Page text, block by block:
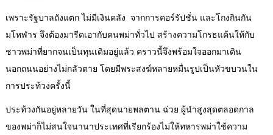
เพราะรัฐบาลถังแตก ไม่มีเงินคลัง จากการคอร์รัปชั่น และโกงกินกัน
มโหฬาร จึงต้องมารีดเอากับคนพม่าทั่วไป สร้างความโกรธแค้นให้กับ
ชาวพม่าที่ยากจนเป็นทุนเดิมอยู่แล้ว คราวนี้จึงพร้อมใจออกมาเดิน
นอกถนนอย่างไม่กลัวตาย โดยมีพระสงฆ์หลายหมื่นรูปเป็นหัวขบวนใน
การประท้วงครั้งนี้
ประท้วงกันอยู่หลายวัน ในที่สุดนายพลตาน ฉ่วย ผู้นำสูงสุดตลอดกาล
ของพม่าก็ไม่สนใจนานาประเทศที่เรียกร้องไม่ให้ทหารพม่าใช้ความ